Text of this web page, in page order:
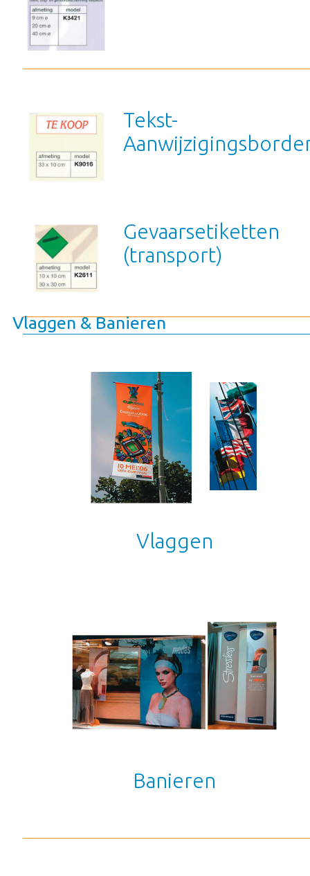
Tekst-
Gevaarsetiketten
(transport)
Vlaggen & Banieren
Vlaggen
Banieren